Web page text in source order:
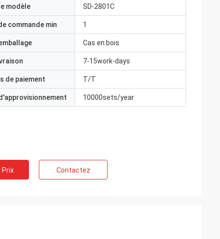
modèle SD-2801C
commande min 1
Cas en bois
7-15work-days
de paiement T/T
10000sets/year
Prix Contactez